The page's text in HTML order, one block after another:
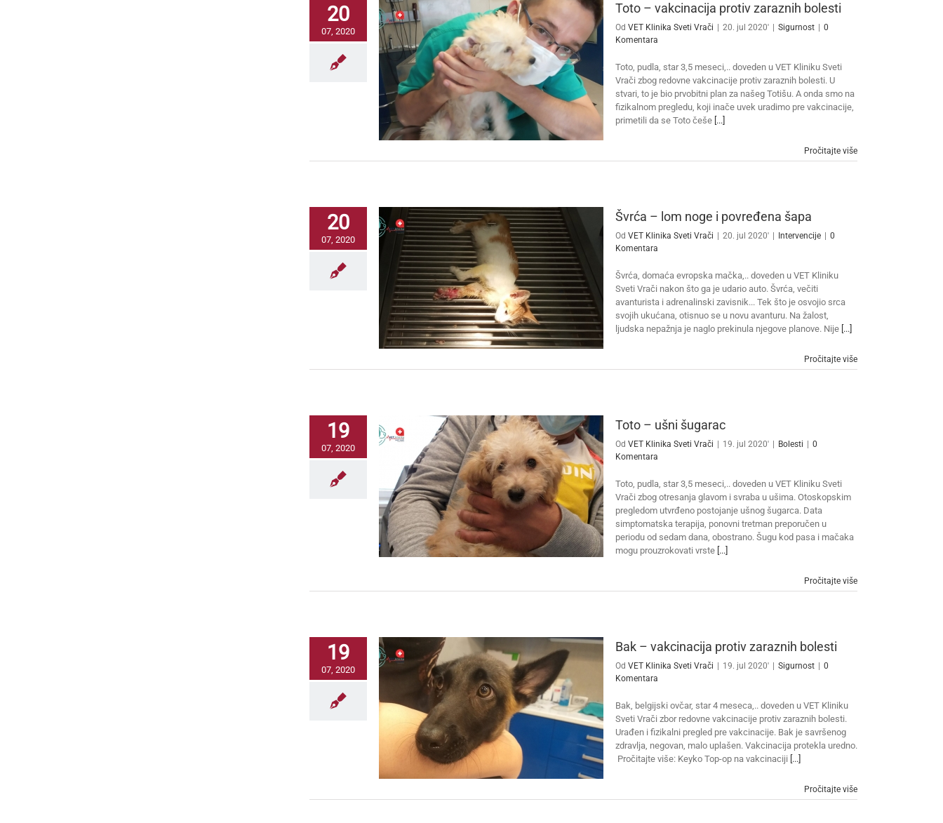
20
07, 2020
Toto – vakcinacija protiv zaraznih bolesti
Od VET Klinika Sveti Vrači 20. jul 2020' Sigurnost
0
Komentara
Toto, pudla, star 3,5 meseci,.. doveden u VET Kliniku Sveti
Vrači zbog redovne vakcinacije protiv zaraznih bolesti. U
stvari, to je bio prvobitni plan za našeg Totišu. A onda smo na
fizikalnom pregledu, koji inače uvek uradimo pre vakcinacije,
primetili da se Toto češe [...]
Pročitajte više
20
07, 2020
Švrća – lom noge i povređena šapa
Od VET Klinika Sveti Vrači 20. jul 2020' Intervencije
0
Komentara
Švrća, domaća evropska mačka,.. doveden u VET Kliniku
Sveti Vrači nakon što ga je udario auto. Švrća, večiti
avanturista i adrenalinski zavisnik... Tek što je osvojio srca
svojih ukućana, otisnuo se u novu avanturu. Na žalost,
ljudska nepažnja je naglo prekinula njegove planove. Nije [...]
Pročitajte više
19
07, 2020
Toto – ušni šugarac
Od VET Klinika Sveti Vrači 19. jul 2020' Bolesti
0
Komentara
Toto, pudla, star 3,5 meseci,.. doveden u VET Kliniku Sveti
Vrači zbog otresanja glavom i svraba u ušima. Otoskopskim
pregledom utvrđeno postojanje ušnog šugarca. Data
simptomatska terapija, ponovni tretman preporučen u
periodu od sedam dana, obostrano. Šugu kod pasa i mačaka
mogu prouzrokovati vrste [...]
Pročitajte više
19
07, 2020
Bak – vakcinacija protiv zaraznih bolesti
Od VET Klinika Sveti Vrači 19. jul 2020' Sigurnost
0
Komentara
Bak, belgijski ovčar, star 4 meseca,.. doveden u VET Kliniku
Sveti Vrači zbor redovne vakcinacije protiv zaraznih bolesti.
Urađen i fizikalni pregled pre vakcinacije. Bak je savršenog
zdravlja, negovan, malo uplašen. Vakcinacija protekla uredno.
Pročitajte više: Keyko Top-op na vakcinaciji [...]
Pročitajte više